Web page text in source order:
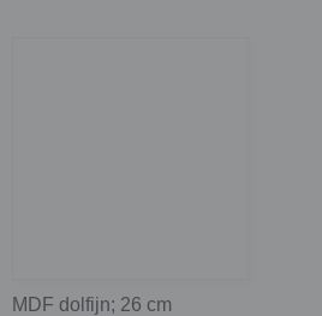
MDF dolfijn; 26 cm